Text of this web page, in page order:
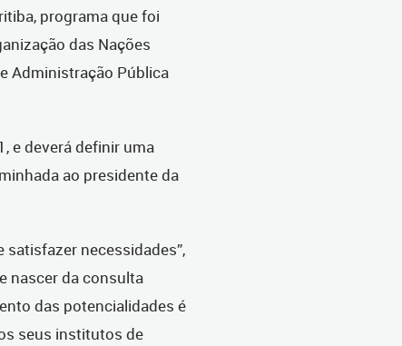
programa que foi
das Nações
Administração Pública
e deverá definir uma
ao presidente da
satisfazer necessidades”,
nascer da consulta
das potencialidades é
seus institutos de